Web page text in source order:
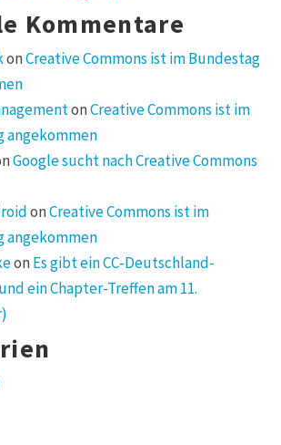
Kommentare
onCreative Commons ist im Bundestag
onCreative Commons ist im
angekommen
Google sucht nach Creative Commons
onCreative Commons ist im
angekommen
on Es gibt ein CC-Deutschland-
ein Chapter-Treffen am 11.